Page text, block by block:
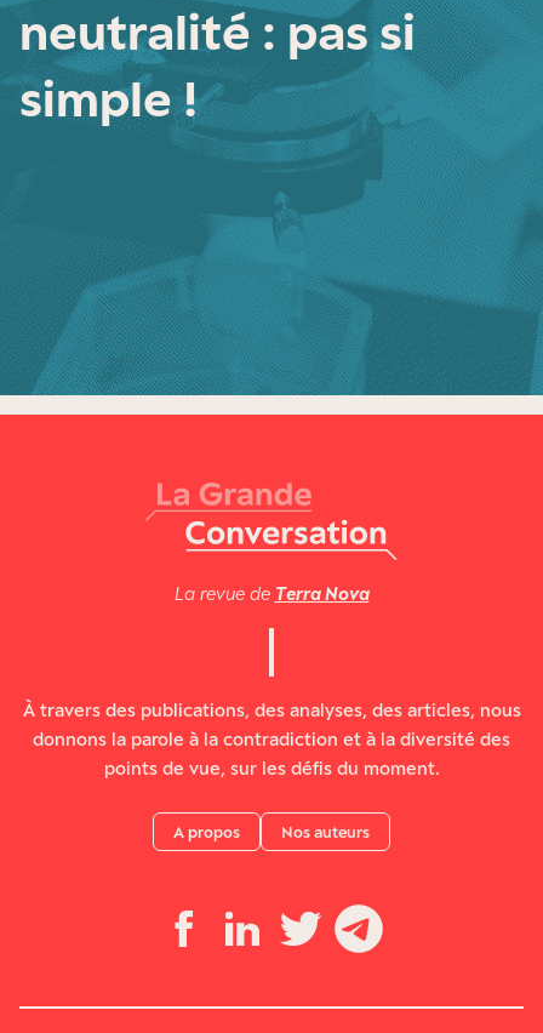
neutralité : pas si
simple !
La revue de Terra Nova
À travers des publications, des analyses, des articles, nous
donnons la parole à la contradiction et à la diversité des
points de vue, sur les défis du moment.
A propos Nos auteurs